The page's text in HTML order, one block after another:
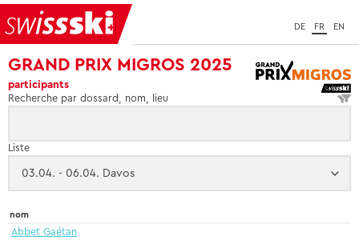
DE FR EN
GRAND PRIX MIGROS 2025
participants
Recherche par dossard, nom, lieu
Liste
nom
Abbet Gaétan